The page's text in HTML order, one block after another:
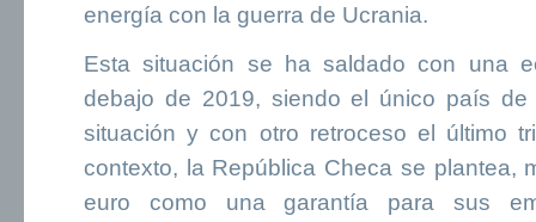
energía con la guerra de Ucrania.
Esta situación se ha saldado con una
debajo de 2019, siendo el único país
situación y con otro retroceso el último
contexto, la República Checa se plantea,
euro como una garantía para sus